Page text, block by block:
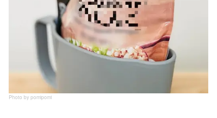
Photo by pomipomi